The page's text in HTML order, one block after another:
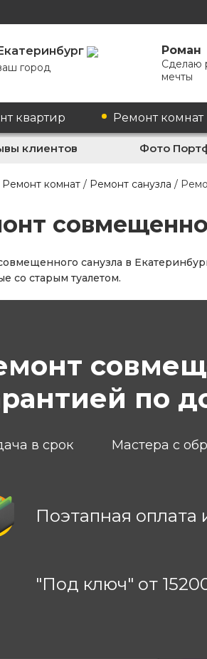
город
Роман
Сделаю
мечты
квартир Ремонт комнат
клиентов Фото
Ремонт комнат / Ремонт санузла /
санузла в
со старым туалетом.
по
в срок Мастера с
Поэтапная оплата
"Под ключ" от